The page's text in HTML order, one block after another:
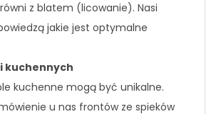
z blatem (licowanie). Nasi
jakie jest optymalne
kuchennych
kuchenne mogą być unikalne.
u nas frontów ze spieków